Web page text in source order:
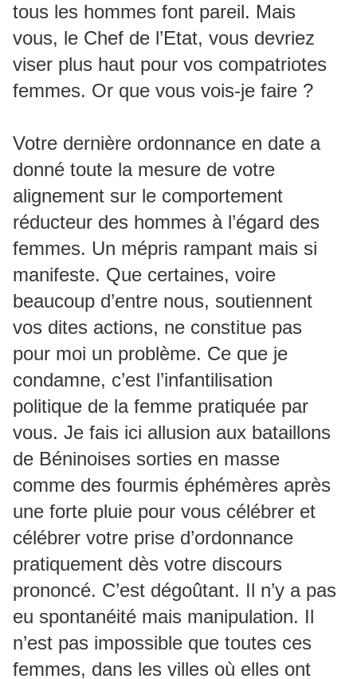
tous les hommes font pareil. Mais
vous, le Chef de l’Etat, vous devriez
viser plus haut pour vos compatriotes
femmes. Or que vous vois-je faire ?
Votre dernière ordonnance en date a
donné toute la mesure de votre
alignement sur le comportement
réducteur des hommes à l’égard des
femmes. Un mépris rampant mais si
manifeste. Que certaines, voire
beaucoup d’entre nous, soutiennent
vos dites actions, ne constitue pas
pour moi un problème. Ce que je
condamne, c’est l’infantilisation
politique de la femme pratiquée par
vous. Je fais ici allusion aux bataillons
de Béninoises sorties en masse
comme des fourmis éphémères après
une forte pluie pour vous célébrer et
célébrer votre prise d’ordonnance
pratiquement dès votre discours
prononcé. C’est dégoûtant. Il n’y a pas
eu spontanéité mais manipulation. Il
n’est pas impossible que toutes ces
femmes, dans les villes où elles ont